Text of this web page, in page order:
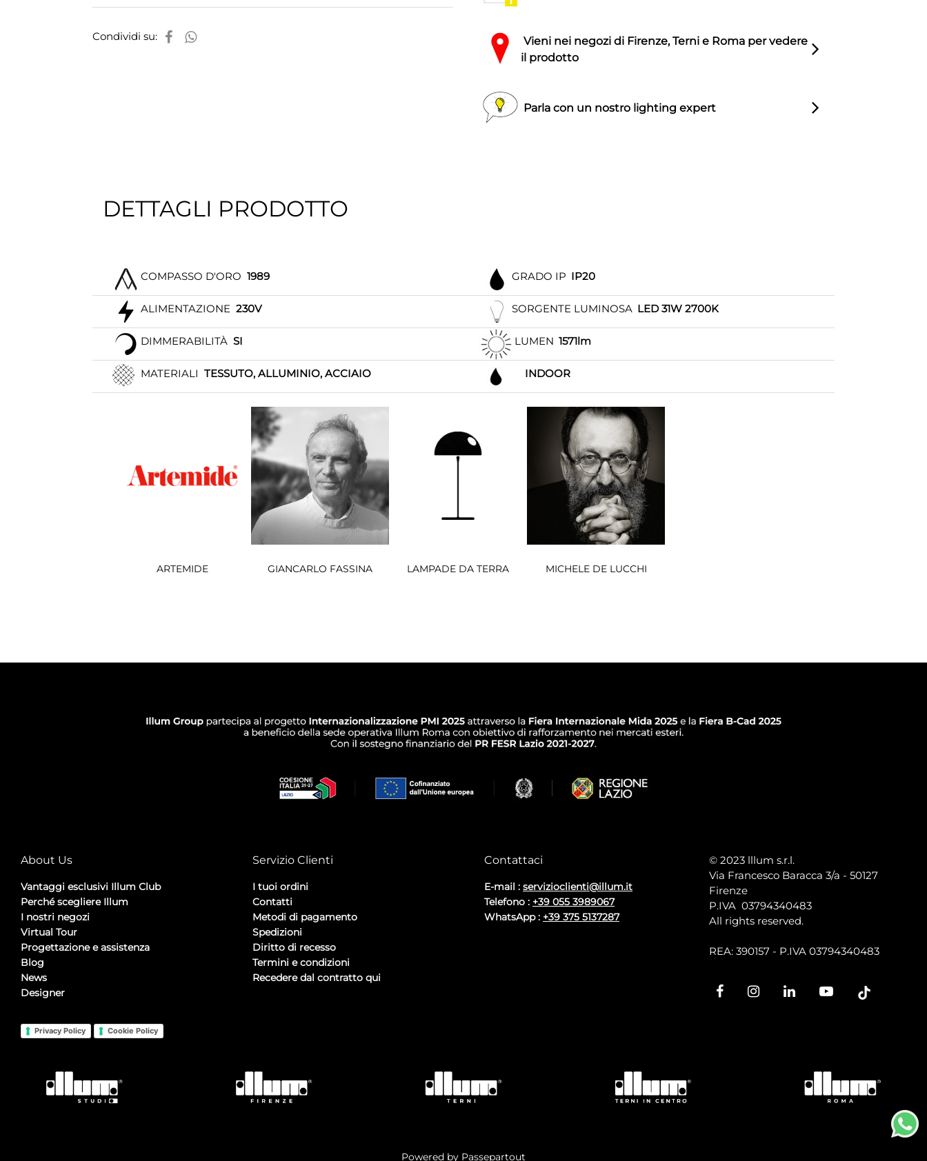
Condividi su:
Vieni nei negozi di Firenze, Terni e Roma per vedere
il prodotto
Parla con un nostro lighting expert
DETTAGLI PRODOTTO
COMPASSO D'ORO 1989
ALIMENTAZIONE 230V
DIMMERABILITÀ SI
MATERIALI TESSUTO, ALLUMINIO, ACCIAIO
GRADO IP IP20
SORGENTE LUMINOSA LED 31W 2700K
LUMEN 1571lm
INDOOR
ARTEMIDE GIANCARLO FASSINA LAMPADE DA TERRA MICHELE DE LUCCHI
About Us
Vantaggi esclusivi Illum Club
Perché scegliere Illum
I nostri negozi
Virtual Tour
Progettazione e assistenza
Blog
News
Designer
Privacy Policy Cookie Policy
Servizio Clienti
I tuoi ordini
Contatti
Metodi di pagamento
Spedizioni
Diritto di recesso
Termini e condizioni
Recedere dal contratto qui
Contattaci
E-mail : servizioclienti@illum.it
Telefono : +39 055 3989067
WhatsApp : +39 375 5137287
© 2023 lllum s.r.l.
Via Francesco Baracca 3/a - 50127
Firenze
P.IVA 03794340483
All rights reserved.
REA: 390157 - P.IVA 03794340483
Powered by Passepartout